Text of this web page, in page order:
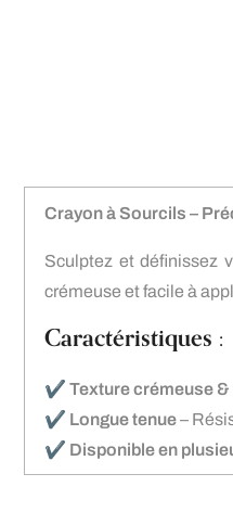
Crayon à Sourcils –
Sculptez et définissez
crémeuse et facile à
Caractéristiques :
✔️ Texture crémeuse
✔️ Longue tenue–
✔️ Disponible en